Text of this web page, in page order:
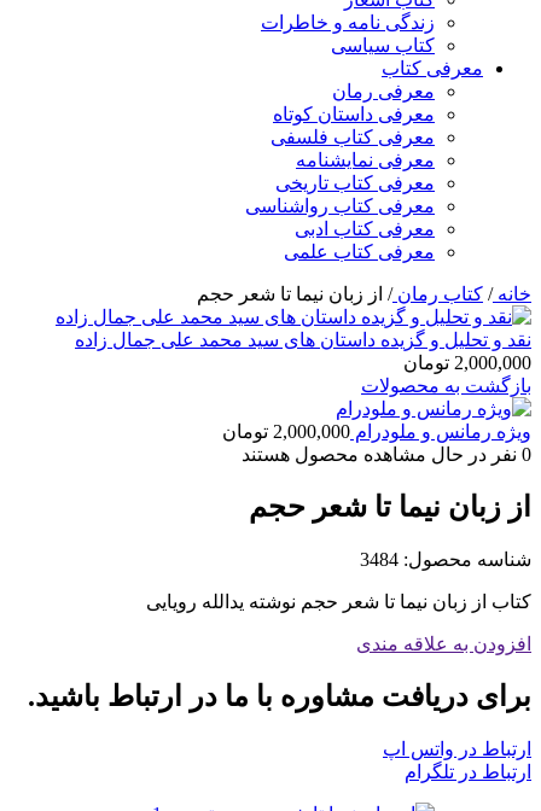
زندگی نامه و خاطرات
کتاب سیاسی
معرفی کتاب
معرفی رمان
معرفی داستان کوتاه
معرفی کتاب فلسفی
معرفی نمایشنامه
معرفی کتاب تاریخی
معرفی کتاب رواشناسی
معرفی کتاب ادبی
معرفی کتاب علمی
خانه/ کتاب رمان/ از زبان نیما تا شعر حجم
نقد و تحلیل و گزیده داستان های سید محمد علی جمال زاده
2,000,000 تومان
بازگشت به محصولات
ویژه رمانس و ملودرام 2,000,000 تومان
0 نفر در حال مشاهده محصول هستند
از زبان نیما تا شعر حجم
شناسه محصول: 3484
کتاب از زبان نیما تا شعر حجم نوشته یدالله رویایی
افزودن به علاقه مندی
برای دریافت مشاوره با ما در ارتباط باشید.
ارتباط در واتس اپ
ارتباط در تلگرام